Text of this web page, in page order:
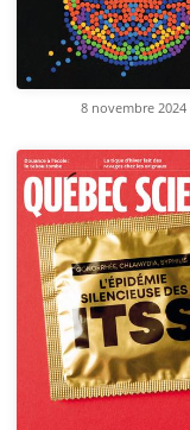
8 novembre 2024